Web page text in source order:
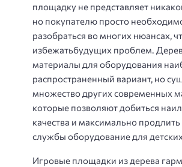
площадку не представляет
но покупателю просто
разобраться во многих нюансах,
избежатьбудущих проблем.
материалы для оборудования
распространенный вариант, но
множество других современных
которые позволяют добиться
качества и максимально продлить
службы оборудование для
Игровые площадки из дерева